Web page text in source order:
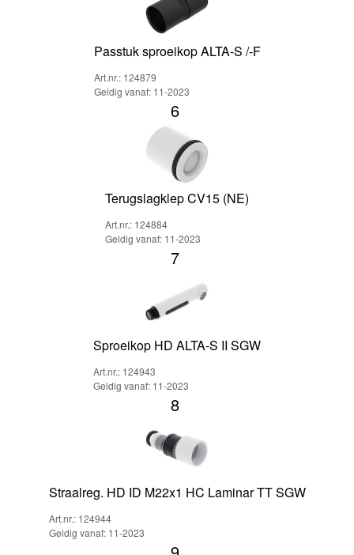
Passtuk sproeikop ALTA-S /-F
Art.nr.: 124879
Geldig vanaf: 11-2023
6
Terugslagklep CV15 (NE)
Art.nr.: 124884
Geldig vanaf: 11-2023
7
Sproeikop HD ALTA-S II SGW
Art.nr.: 124943
Geldig vanaf: 11-2023
8
Straalreg. HD ID M22x1 HC Laminar TT SGW
Art.nr.: 124944
Geldig vanaf: 11-2023